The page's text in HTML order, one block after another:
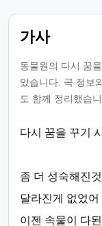
가사
동물원의 다시 꿈
있습니다. 곡 정보
도 함께 정리했습니
다시 꿈을 꾸기
좀 더 성숙해진것
달라진게 없었어
이젠 속물이 다된